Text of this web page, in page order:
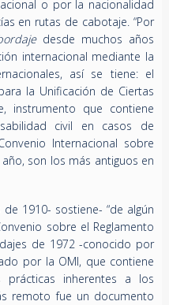
o por la nacionalidad
en rutas de cabotaje. “Por
desde muchos años
internacional mediante la
así se tiene: el
la Unificación de Ciertas
instrumento que contiene
civil en casos de
Internacional sobre
son los más antiguos en
1910- sostiene- “de algún
sobre el Reglamento
de 1972 -conocido por
por la OMI, que contiene
prácticas inherentes a los
remoto fue un documento